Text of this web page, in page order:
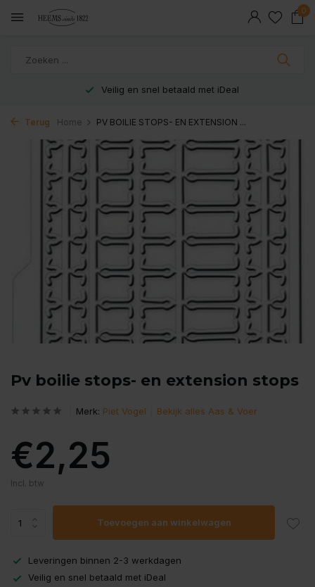
0
Veilig en snel betaald met iDeal
Terug Home PV BOILIE STOPS- EN EXTENSION ...
Pv boilie stops- en extension stops
Merk: Piet Vogel Bekijk alles Aas & Voer
€2,25
Incl. btw
Toevoegen aan winkelwagen
Leveringen binnen 2-3 werkdagen
Veilig en snel betaald met iDeal